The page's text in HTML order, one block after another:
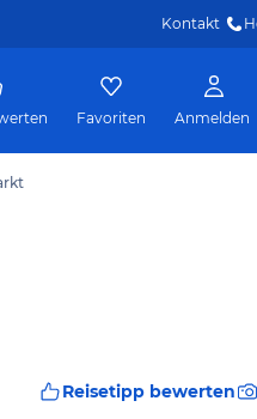
Kontakt
Favoriten Anmelden
Reisetipp bewerten